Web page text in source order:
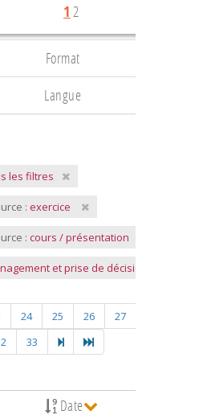
1 2
Format
Langue
les filtres
: exercice
: cours / présentation
et prise de décision
24 25 26 27
33
Date